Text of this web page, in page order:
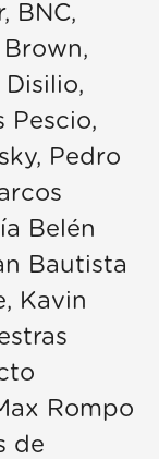
BNC,
Pescio,
Pedro
Belén
Bautista
Kavin
Rompo
de